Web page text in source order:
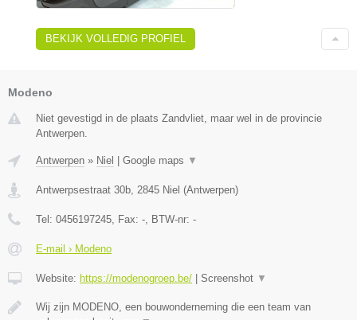
BEKIJK VOLLEDIG PROFIEL
Modeno
Niet gevestigd in de plaats Zandvliet, maar wel in de provincie
Antwerpen.
Antwerpen » Niel Google maps ▼
Antwerpsestraat 30b 2845 Niel (Antwerpen)
Tel: 0456197245 , Fax: - , BTW-nr: -
E-mail › Modeno
Website: https://modenogroep.be/ Screenshot ▼
Wij zijn MODENO, een bouwonderneming die een team van